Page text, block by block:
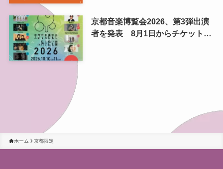
京都音楽博覧会2026、第3弾出演
者を発表 8月1日からチケット2
ホーム 京都限定